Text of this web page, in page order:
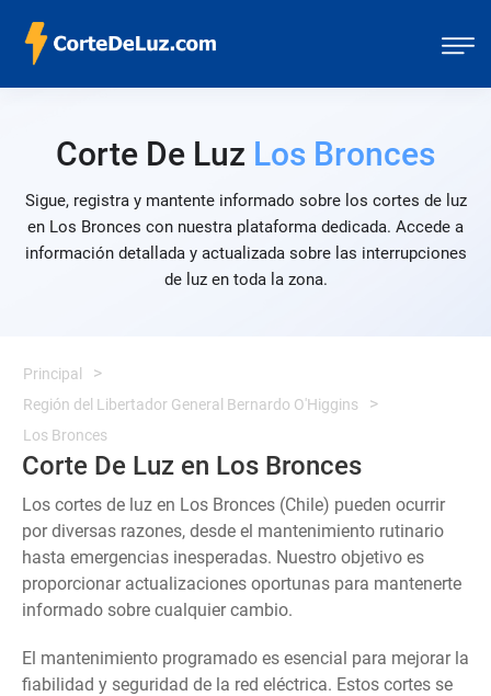
Corte De Luz Los Bronces
Sigue, registra y mantente informado sobre los cortes de luz
en Los Bronces con nuestra plataforma dedicada. Accede a
información detallada y actualizada sobre las interrupciones
de luz en toda la zona.
Principal
Región del Libertador General Bernardo O'Higgins
Los Bronces
Corte De Luz en Los Bronces
Los cortes de luz en Los Bronces (Chile) pueden ocurrir
por diversas razones, desde el mantenimiento rutinario
hasta emergencias inesperadas. Nuestro objetivo es
proporcionar actualizaciones oportunas para mantenerte
informado sobre cualquier cambio.
El mantenimiento programado es esencial para mejorar la
fiabilidad y seguridad de la red eléctrica. Estos cortes se